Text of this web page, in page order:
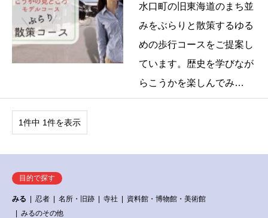
水口町の旧東海道のまち並
みをぶらりと散策するゆる
めの歩行コースをご提案し
ています。歴史を学びなが
らこうかを楽しんでみ…
1件中 1件を表示
目的で探す
みる 忍者 名所・旧跡 寺社
資料館・博物館・美術館
みるのその他